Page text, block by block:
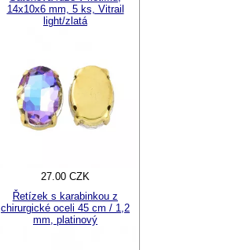
14x10x6 mm, 5 ks, Vitrail
light/zlatá
27.00 CZK
Řetízek s karabinkou z
chirurgické oceli 45 cm / 1,2
mm, platinový